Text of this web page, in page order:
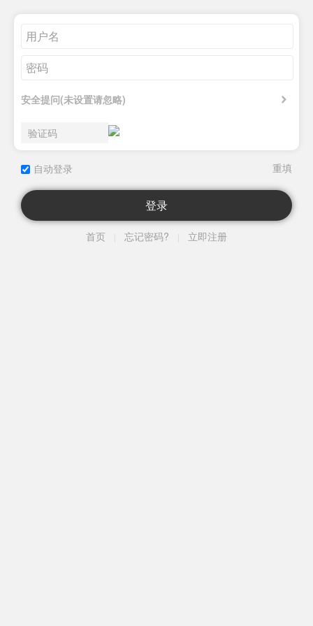
安全提问(未设置请忽略)
自动登录
登录
首页 忘记密码? 立即注册